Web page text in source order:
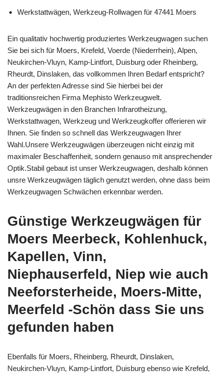
Werkstattwägen, Werkzeug-Rollwagen für 47441 Moers
Ein qualitativ hochwertig produziertes Werkzeugwagen suchen
Sie bei sich für Moers, Krefeld, Voerde (Niederrhein), Alpen,
Neukirchen-Vluyn, Kamp-Lintfort, Duisburg oder Rheinberg,
Rheurdt, Dinslaken, das vollkommen Ihren Bedarf entspricht?
An der perfekten Adresse sind Sie hierbei bei der
traditionsreichen Firma Mephisto Werkzeugwelt.
Werkzeugwägen in den Branchen Infrarotheizung,
Werkstattwagen, Werkzeug und Werkzeugkoffer offerieren wir
Ihnen. Sie finden so schnell das Werkzeugwagen Ihrer
Wahl.Unsere Werkzeugwägen überzeugen nicht einzig mit
maximaler Beschaffenheit, sondern genauso mit ansprechender
Optik.Stabil gebaut ist unser Werkzeugwagen, deshalb können
unsre Werkzeugwägen täglich genutzt werden, ohne dass beim
Werkzeugwagen Schwächen erkennbar werden.
Günstige Werkzeugwägen für
Moers Meerbeck, Kohlenhuck,
Kapellen, Vinn,
Niephauserfeld, Niep wie auch
Neeforsterheide, Moers-Mitte,
Meerfeld -Schön dass Sie uns
gefunden haben
Ebenfalls für Moers, Rheinberg, Rheurdt, Dinslaken,
Neukirchen-Vluyn, Kamp-Lintfort, Duisburg ebenso wie Krefeld,